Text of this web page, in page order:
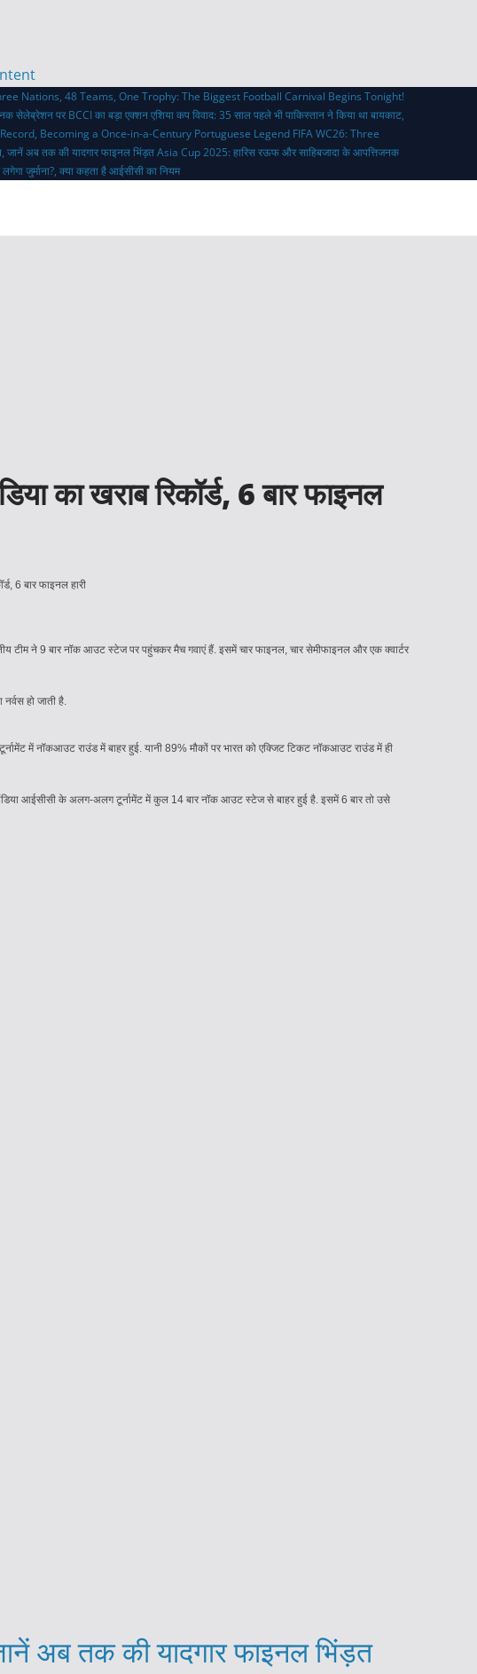
Nations, 48 Teams, One Trophy: The Biggest Football Carnival Begins Tonight!
सेलेब्रेशन पर BCCI का बड़ा एक्शनएशिया कप विवाद: 35 साल पहले भी पाकिस्तान ने किया था बायकाट,
Becoming a Once-in-a-Century Portuguese Legend FIFA WC26: Three
जानें अब तक की यादगार फाइनल भिंड़तAsia Cup 2025: हारिस रऊफ और साहिबजादा के आपत्तिजनक
जुर्माना?, क्या कहता है आईसीसी का नियम
का खराब रिकॉर्ड, 6 बार फाइनल
टीम ने 9 बार नॉक आउट स्टेज पर पहुंचकर मैच गवाएं हैं. इसमें चार फाइनल, चार सेमीफाइनल और एक क्वार्टर
हो जाती है.
में नॉकआउट राउंड में बाहर हुई. यानी 89% मौकों पर भारत को एक्जिट टिकट नॉकआउट राउंड में ही
आईसीसी के अलग-अलग टूर्नामेंट में कुल 14 बार नॉक आउट स्टेज से बाहर हुई है. इसमें 6 बार तो उसे
अब तक की यादगार फाइनल भिंड़त